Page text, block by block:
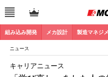
組み込み開発 メカ設計 製造マネジ
ニュース
キャリアニュース